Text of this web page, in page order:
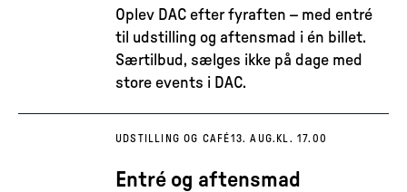
Oplev DAC efter fyraften – med entré
til udstilling og aftensmad i én billet.
Særtilbud, sælges ikke på dage med
store events i DAC.
UDSTILLING OG CAFÉ13. AUG. KL. 17.00
Entré og aftensmad